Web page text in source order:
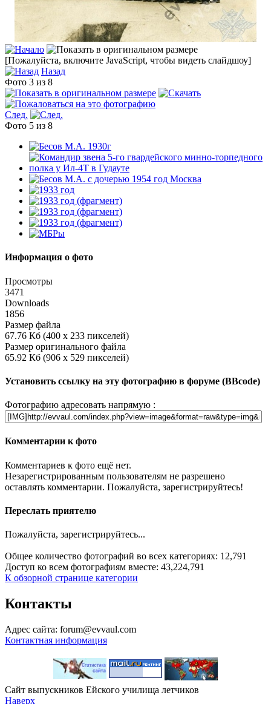
[Пожалуйста, включите JavaScript, чтобы видеть слайдшоу]
Назад
Фото 3 из 8
След.
Фото 5 из 8
Информация о фото
Просмотры
3471
Downloads
1856
Размер файла
67.76 Кб (400 x 233 пикселей)
Размер оригинального файла
65.92 Кб (906 x 529 пикселей)
Установить ссылку на эту фотографию в форуме (BBcode)
Фотографию адресовать напрямую :
Комментарии к фото
Комментариев к фото ещё нет.
Незарегистрированным пользователям не разрешено
оставлять комментарии. Пожалуйста, зарегистрируйтесь!
Переслать приятелю
Пожалуйста, зарегистрируйтесь...
Общее количество фотографий во всех категориях: 12,791
Доступ ко всем фотографиям вместе: 43,224,791
К обзорной странице категории
Контакты
Адрес сайта: forum@evvaul.com
Контактная информация
Сайт выпускников Ейского училища летчиков
Наверх